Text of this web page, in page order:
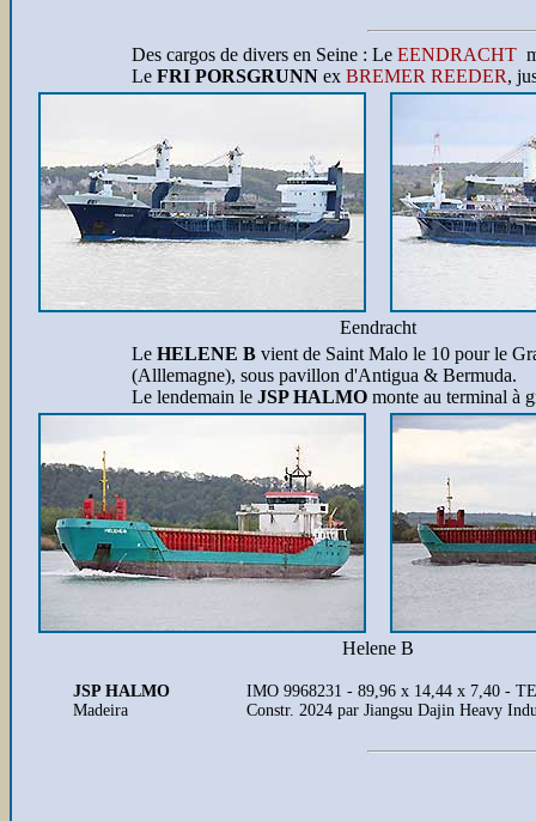
Des cargos de divers en Seine : Le EENDRACHT
Le FRI PORSGRUNN ex BREMER REEDER,
Eendracht
Le HELENE B vient de Saint Malo le 10 pour le
(Alllemagne), sous pavillon d'Antigua & Bermuda.
Le lendemain le JSP HALMO monte au terminal à
Helene B
JSP HALMO
Madeira
IMO 9968231 - 89,96 x 14,44 x 7,40 -
Constr. 2024 par Jiangsu Dajin Heavy